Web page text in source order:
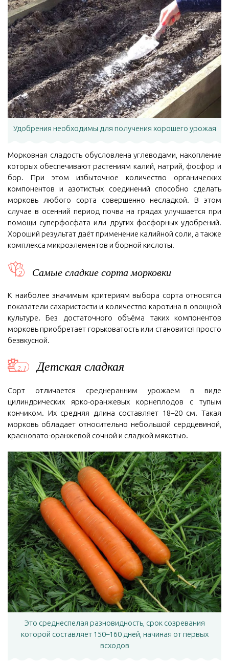
Удобрения необходимы для получения хорошего урожая
Морковная сладость обусловлена углеводами, накопление
которых обеспечивают растениям калий, натрий, фосфор и
бор. При этом избыточное количество органических
компонентов и азотистых соединений способно сделать
морковь любого сорта совершенно несладкой. В этом
случае в осенний период почва на грядах улучшается при
помощи суперфосфата или других фосфорных удобрений.
Хороший результат даёт применение калийной соли, а также
комплекса микроэлементов и борной кислоты.
Самые сладкие сорта морковки
К наиболее значимым критериям выбора сорта относятся
показатели сахаристости и количество каротина в овощной
культуре. Без достаточного объёма таких компонентов
морковь приобретает горьковатость или становится просто
безвкусной.
Детская сладкая
Сорт отличается среднеранним урожаем в виде
цилиндрических ярко-оранжевых корнеплодов с тупым
кончиком. Их средняя длина составляет 18–20 см. Такая
морковь обладает относительно небольшой сердцевиной,
красновато-оранжевой сочной и сладкой мякотью.
Это среднеспелая разновидность, срок созревания
которой составляет 150–160 дней, начиная от первых
всходов